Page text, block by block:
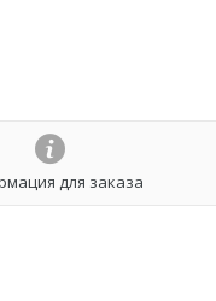
для заказа